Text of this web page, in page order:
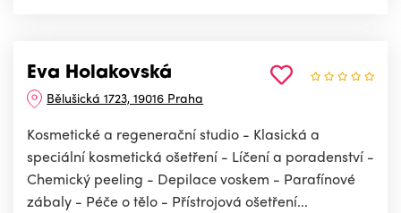
Eva Holakovská
Bělušická 1723, 19016 Praha
Kosmetické a regenerační studio - Klasická a
speciální kosmetická ošetření - Líčení a poradenství -
Chemický peeling - Depilace voskem - Parafínové
zábaly - Péče o tělo - Přístrojová ošetření...